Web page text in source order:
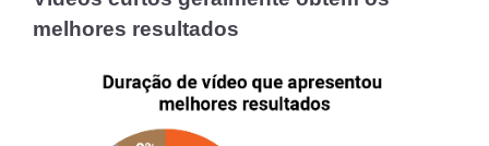
melhores resultados